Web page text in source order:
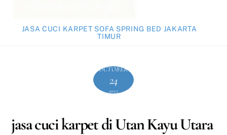
JASA CUCI KARPET SOFA SPRING BED JAKARTA
TIMUR
OCTOBER
24
2025
jasa cuci karpet di Utan Kayu Utara